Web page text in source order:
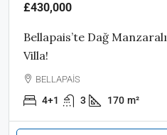
£430,000
Bellapais’te Dağ
Villa!
BELLAPAİS
4+1 3 170 m²